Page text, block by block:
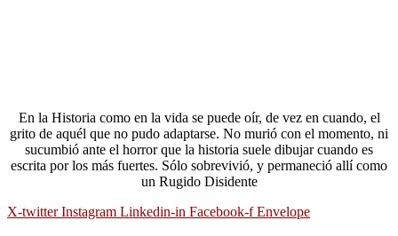
En la Historia como en la vida se puede oír, de vez en cuando, el
grito de aquél que no pudo adaptarse. No murió con el momento, ni
sucumbió ante el horror que la historia suele dibujar cuando es
escrita por los más fuertes. Sólo sobrevivió, y permaneció allí como
un Rugido Disidente
X-twitter Instagram Linkedin-in Facebook-f Envelope